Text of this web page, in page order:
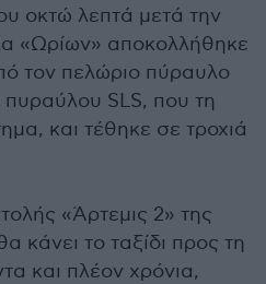
οκτώ λεπτά μετά την
«Ωρίων» αποκολλήθηκε
τον πελώριο πύραυλο
πυραύλου SLS, που τη
και τέθηκε σε τροχιά
«Άρτεμις 2» της
κάνει το ταξίδι προς τη
και πλέον χρόνια,